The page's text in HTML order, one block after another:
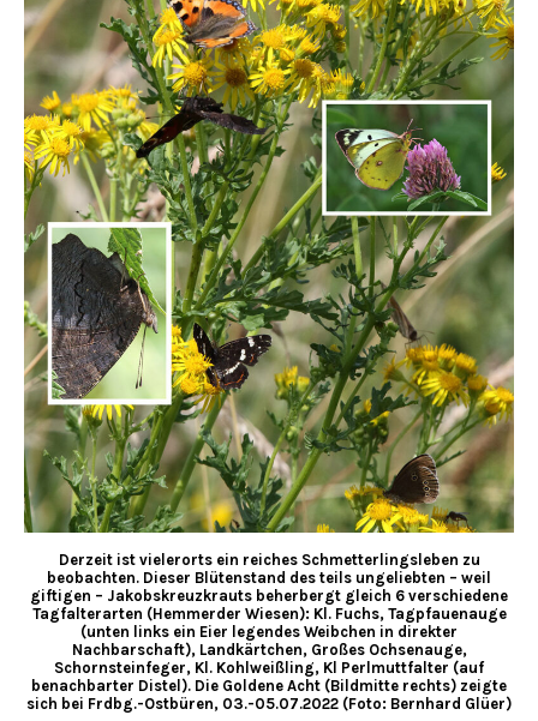
Derzeit ist vielerorts ein reiches Schmetterlingsleben zu
beobachten. Dieser Blütenstand des teils ungeliebten – weil
giftigen – Jakobskreuzkrauts beherbergt gleich 6 verschiedene
Tagfalterarten (Hemmerder Wiesen): Kl. Fuchs, Tagpfauenauge
(unten links ein Eier legendes Weibchen in direkter
Nachbarschaft), Landkärtchen, Großes Ochsenauge,
Schornsteinfeger, Kl. Kohlweißling, Kl Perlmuttfalter (auf
benachbarter Distel). Die Goldene Acht (Bildmitte rechts) zeigte
sich bei Frdbg.-Ostbüren, 03.-05.07.2022 (Foto: Bernhard Glüer)